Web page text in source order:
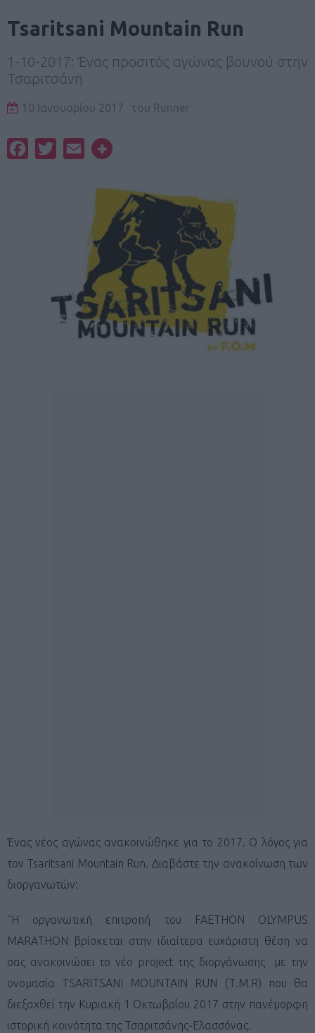
Tsaritsani Mountain Run
1-10-2017: Ένας προσιτός αγώνας βουνού στην
Τσαριτσάνη
10 Ιανουαρίου 2017 του Runner
FacebookTwitterEmail
Ένας νέος αγώνας ανακοινώθηκε για το 2017. Ο λόγος για
τον Tsaritsani Mountain Run. Διαβάστε την ανακοίνωση των
διοργανωτών:
“Η οργανωτική επιτροπή του FAETHON OLYMPUS
MARATHON βρίσκεται στην ιδιαίτερα ευχάριστη θέση να
σας ανακοινώσει το νέο project της διοργάνωσης με την
ονομασία TSARITSANI MOUNTAIN RUN (Τ.Μ.R) που θα
διεξαχθεί την Κυριακή 1 Οκτωβρίου 2017 στην πανέμορφη
ιστορική κοινότητα της Τσαριτσάνης-Ελασσόνας.